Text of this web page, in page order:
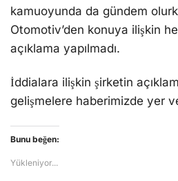
kamuoyunda da gündem
Otomotiv’den konuya ilişkin
açıklama yapılmadı.
İddialara ilişkin şirketin
gelişmelere haberimizde yer
Bunu beğen:
Yükleniyor...